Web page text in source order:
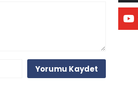
Yorumu Kaydet